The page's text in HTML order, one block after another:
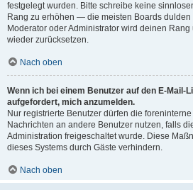
festgelegt wurden. Bitte schreibe keine
Rang zu erhöhen — die meisten Boards
Moderator oder Administrator wird deinen
wieder zurücksetzen.
Nach oben
Wenn ich bei einem Benutzer auf den E-Mail-
aufgefordert, mich anzumelden.
Nur registrierte Benutzer dürfen die
Nachrichten an andere Benutzer nutzen, falls
Administration freigeschaltet wurde. Diese
dieses Systems durch Gäste verhindern.
Nach oben